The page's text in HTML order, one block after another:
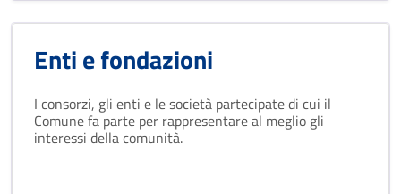
Enti e fondazioni
I consorzi, gli enti e le società partecipate di cui il
Comune fa parte per rappresentare al meglio gli
interessi della comunità.